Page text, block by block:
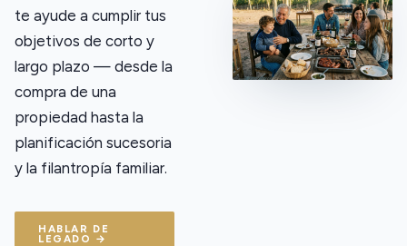
te ayude a cumplir tus
objetivos de corto y
largo plazo — desde la
compra de una
propiedad hasta la
planificación sucesoria
y la filantropía familiar.
HABLAR DE
LEGADO →